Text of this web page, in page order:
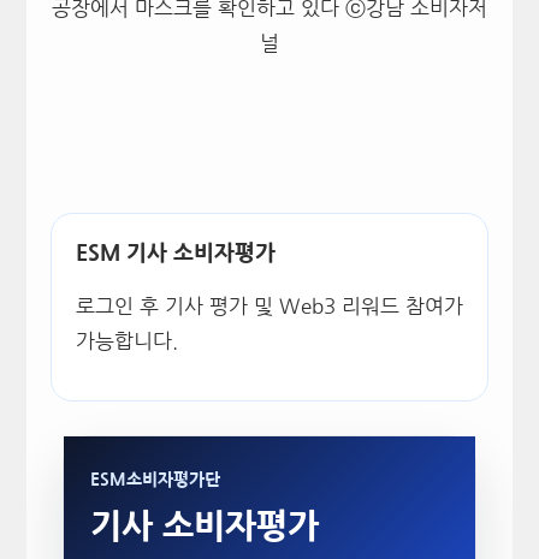
공장에서 마스크를 확인하고 있다 ⓒ강남 소비자저
널
ESM 기사 소비자평가
로그인 후 기사 평가 및 Web3 리워드 참여가
가능합니다.
ESM소비자평가단
기사 소비자평가